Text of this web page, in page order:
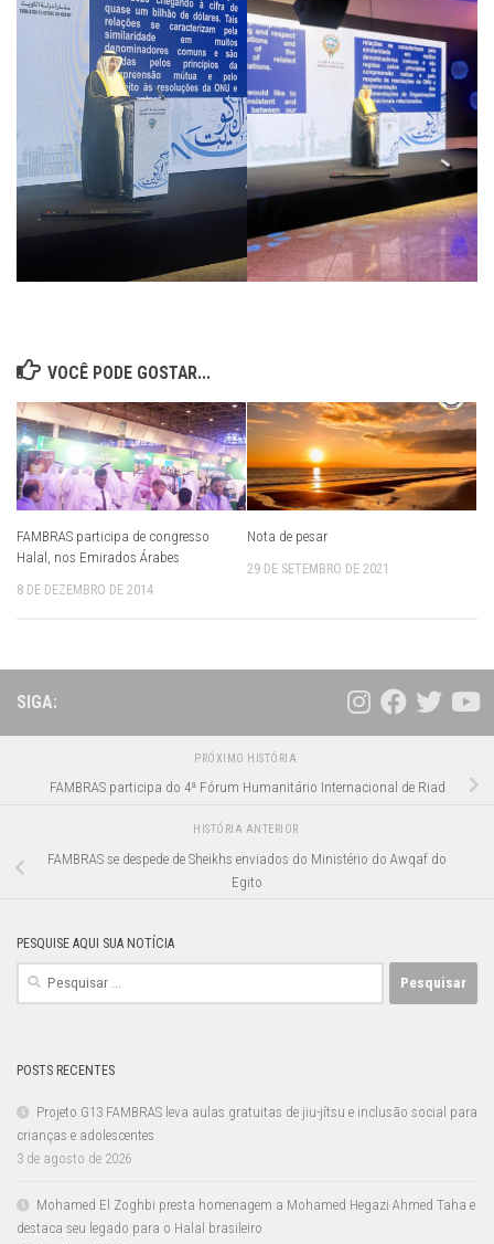
VOCÊ PODE GOSTAR...
FAMBRAS participa de congresso
Halal, nos Emirados Árabes
8 DE DEZEMBRO DE 2014
Nota de pesar
29 DE SETEMBRO DE 2021
SIGA:
PRÓXIMO HISTÓRIA
FAMBRAS participa do 4ª Fórum Humanitário Internacional de Riad
HISTÓRIA ANTERIOR
FAMBRAS se despede de Sheikhs enviados do Ministério do Awqaf do
Egito
PESQUISE AQUI SUA NOTÍCIA
Pesquisar
POSTS RECENTES
Projeto G13 FAMBRAS leva aulas gratuitas de jiu-jítsu e inclusão social para
crianças e adolescentes
3 de agosto de 2026
Mohamed El Zoghbi presta homenagem a Mohamed Hegazi Ahmed Taha e
destaca seu legado para o Halal brasileiro